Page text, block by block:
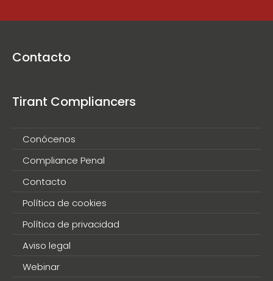
Contacto
Tirant Compliancers
Conócenos
Compliance Penal
Contacto
Política de cookies
Política de privacidad
Aviso legal
Webinar